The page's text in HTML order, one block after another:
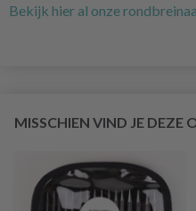
Bekijk hier al onze
MISSCHIEN VIND JE DEZE